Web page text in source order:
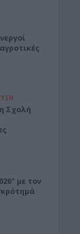
Σχολή
με τον